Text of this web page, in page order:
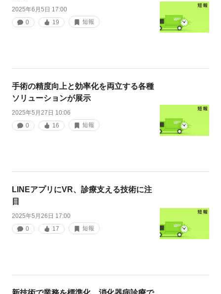
2025年6月5日 17:00
0
19 短報
手術の精度向上と効率化を両立する各種
ソリューションが展示
2025年5月27日 10:06
0
16 短報
LINEアプリにVR、診療支える技術に注
目
2025年5月26日 17:00
0
17 短報